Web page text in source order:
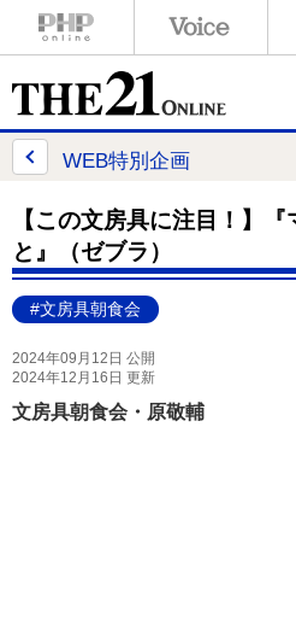
WEB特別企画
【この文房具に注目！】
と』（ゼブラ）
#文房具朝食会
2024年09月12日 公開
2024年12月16日 更新
文房具朝食会・原敬輔